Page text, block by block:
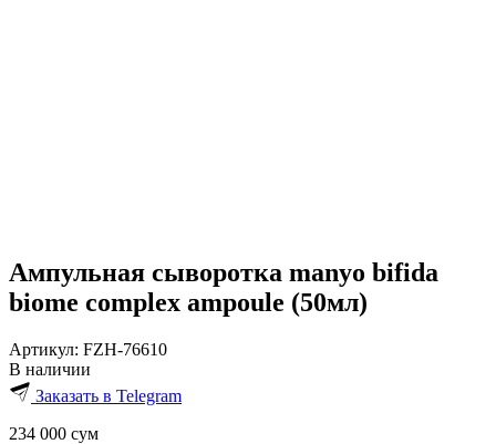
Ампульная сыворотка manyo bifida
biome complex ampoule (50мл)
Артикул: FZH-76610
В наличии
Заказать в Telegram
234 000 сум